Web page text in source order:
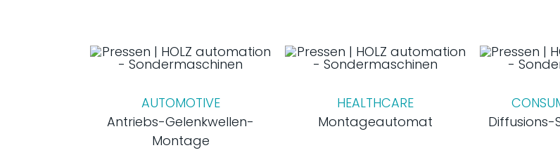
AUTOMOTIVE
Antriebs-Gelenkwellen-
Montage
HEALTHCARE
Montageautomat
Diffusions-